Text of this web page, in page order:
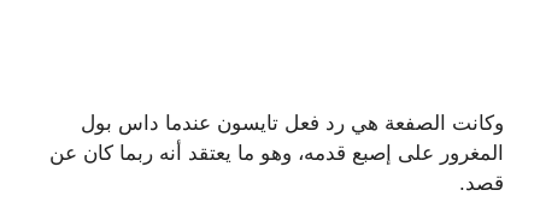
وكانت الصفعة هي رد فعل تايسون عندما داس بول
المغرور على إصبع قدمه، وهو ما يعتقد أنه ربما كان عن
قصد.